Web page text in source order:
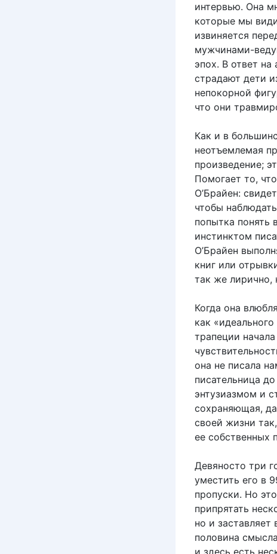
интервью. Она
которые мы
извиняется
мужчинами-
эпох. В ответ
страдают дети
непокорной
что они
Как и в
неотъемлемая
произведение;
Помогает то,
О’Брайен:
чтобы
попытка понять
инстинктом
О’Брайен
книг или
так же лирично,
Когда она
как
трапеции
она не писала
писательница
энтузиазмом и
сохраняющая,
своей жизни
ее собственных
Девяносто три
уместить его в
пропуски. Но
припрятать
но и заставляет
половина
и здесь есть